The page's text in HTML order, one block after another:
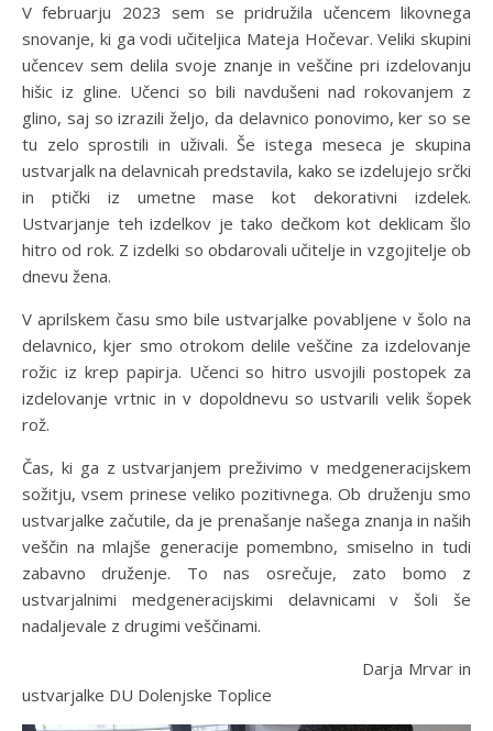
V februarju 2023 sem se pridružila učencem likovnega
snovanje, ki ga vodi učiteljica Mateja Hočevar. Veliki skupini
učencev sem delila svoje znanje in veščine pri izdelovanju
hišic iz gline. Učenci so bili navdušeni nad rokovanjem z
glino, saj so izrazili željo, da delavnico ponovimo, ker so se
tu zelo sprostili in uživali. Še istega meseca je skupina
ustvarjalk na delavnicah predstavila, kako se izdelujejo srčki
in ptički iz umetne mase kot dekorativni izdelek.
Ustvarjanje teh izdelkov je tako dečkom kot deklicam šlo
hitro od rok. Z izdelki so obdarovali učitelje in vzgojitelje ob
dnevu žena.
V aprilskem času smo bile ustvarjalke povabljene v šolo na
delavnico, kjer smo otrokom delile veščine za izdelovanje
rožic iz krep papirja. Učenci so hitro usvojili postopek za
izdelovanje vrtnic in v dopoldnevu so ustvarili velik šopek
rož.
Čas, ki ga z ustvarjanjem preživimo v medgeneracijskem
sožitju, vsem prinese veliko pozitivnega. Ob druženju smo
ustvarjalke začutile, da je prenašanje našega znanja in naših
veščin na mlajše generacije pomembno, smiselno in tudi
zabavno druženje. To nas osrečuje, zato bomo z
ustvarjalnimi medgeneracijskimi delavnicami v šoli še
nadaljevale z drugimi veščinami.
Darja Mrvar in
ustvarjalke DU Dolenjske Toplice